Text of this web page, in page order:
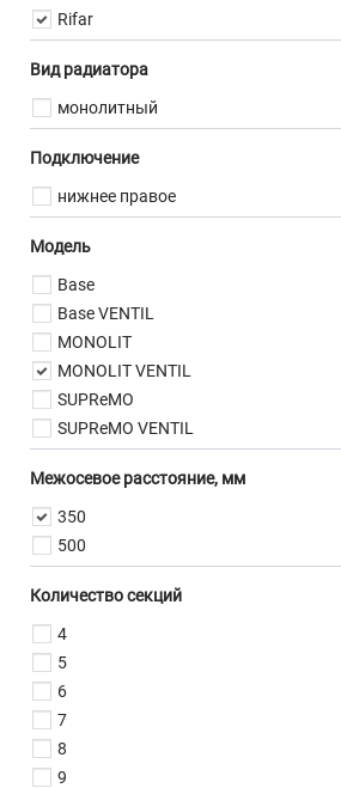
Rifar
Вид радиатора
монолитный
Подключение
нижнее правое
Модель
Base
Base VENTIL
MONOLIT
MONOLIT VENTIL
SUPReMO
SUPReMO VENTIL
Межосевое расстояние, мм
350
500
Количество секций
4
5
6
7
8
9